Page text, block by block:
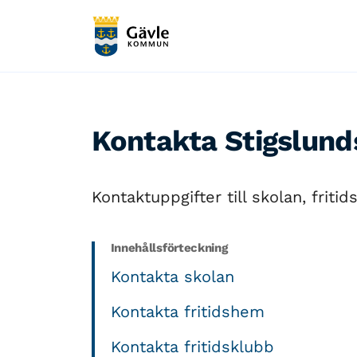
Kontakta
Kontaktuppgifter till skolan,
Innehållsförteckning
Kontakta skolan
Kontakta fritidshem
Kontakta fritidsklubb